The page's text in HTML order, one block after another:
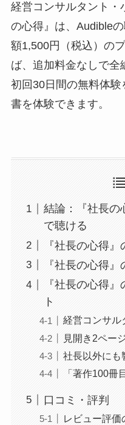
経営コンサルタント・
の心得』は、Audible
額1,500円（税込）の
ば、追加料金なしで全
初回30日間の無料体
書を体験できます。
結論：『社長の
で聴ける
『社長の心得』
『社長の心得
『社長の心得
ト
経営コンサル
見開き2ペー
社長以外にも
「著作100冊
口コミ・評判
レビュー評価